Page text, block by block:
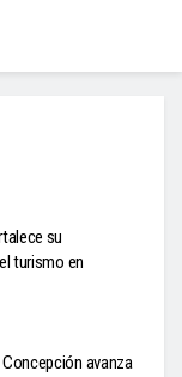
su
turismo en
avanza